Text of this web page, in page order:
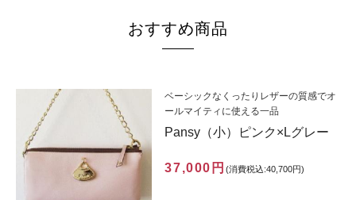
おすすめ商品
ベーシックなくったりレザーの質感でオ
ールマイティに使える一品
Pansy（小）ピンク×Lグレー
37,000円 (消費税込:40,700円)